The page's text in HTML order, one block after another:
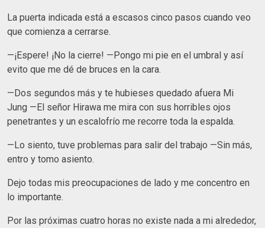
La puerta indicada está a escasos cinco pasos cuando veo
que comienza a cerrarse.
—¡Espere! ¡No la cierre! —Pongo mi pie en el umbral y así
evito que me dé de bruces en la cara.
—Dos segundos más y te hubieses quedado afuera Mi
Jung —El señor Hirawa me mira con sus horribles ojos
penetrantes y un escalofrío me recorre toda la espalda.
—Lo siento, tuve problemas para salir del trabajo —Sin más,
entro y tomo asiento.
Dejo todas mis preocupaciones de lado y me concentro en
lo importante.
Por las próximas cuatro horas no existe nada a mi alrededor,